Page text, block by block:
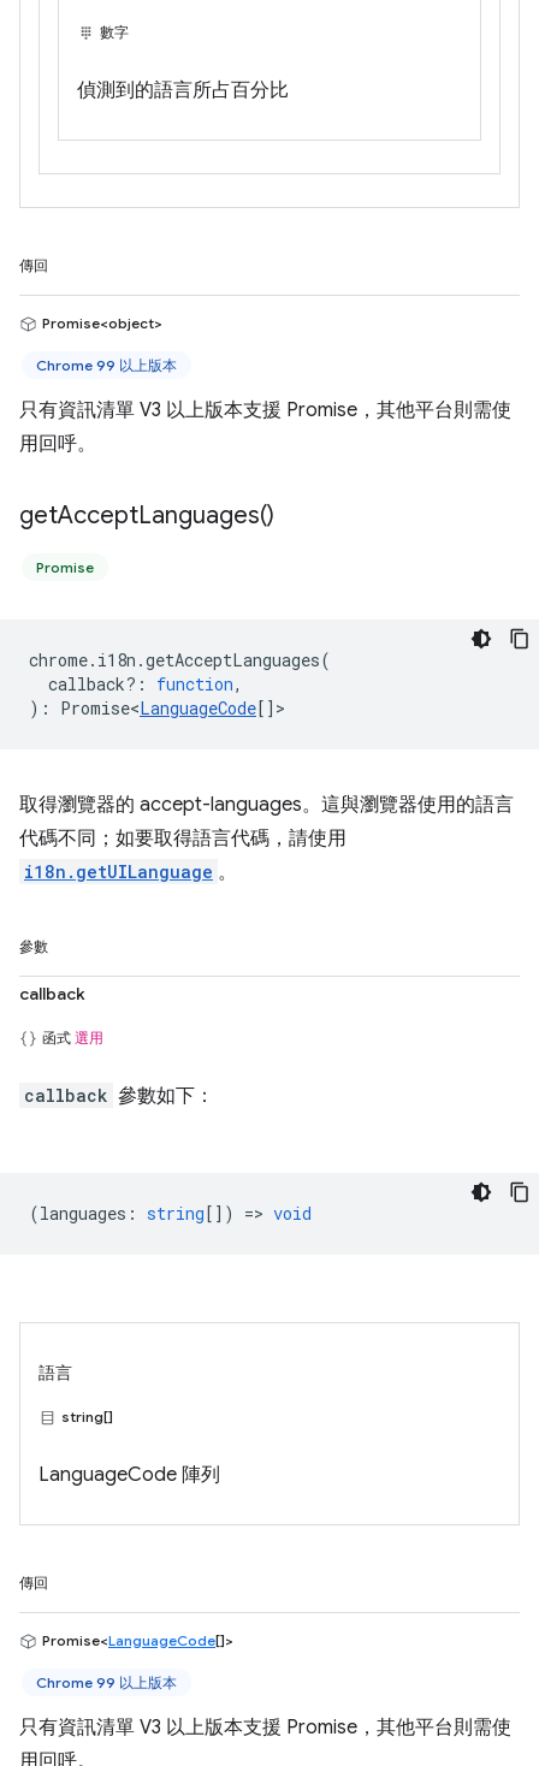
數字
偵測到的語言所占百分比
傳回
Promise<object>
Chrome 99 以上版本
只有資訊清單 V3 以上版本支援 Promise，其他平台則需使
用回呼。
getAcceptLanguages()
Promise
chrome. i18n .getAcceptLanguages(
callback? : function,
) : Promise<LanguageCode[] >
取得瀏覽器的 accept-languages。這與瀏覽器使用的語言
代碼不同；如要取得語言代碼，請使用
i18n.getUILanguage 。
參數
callback
函式 選用
callback 參數如下：
(languages : string[]) => void
語言
string[]
LanguageCode 陣列
傳回
Promise<LanguageCode[]>
Chrome 99 以上版本
只有資訊清單 V3 以上版本支援 Promise，其他平台則需使
用回呼。